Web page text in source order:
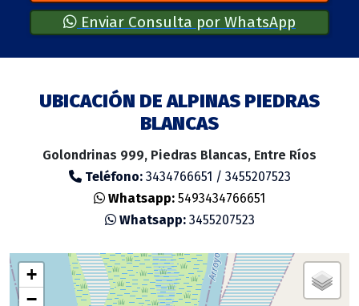
Enviar Consulta por WhatsApp
UBICACIÓN DE ALPINAS PIEDRAS
BLANCAS
Golondrinas 999, Piedras Blancas, Entre Ríos
Teléfono:3434766651 / 3455207523
Whatsapp: 5493434766651
Whatsapp:3455207523